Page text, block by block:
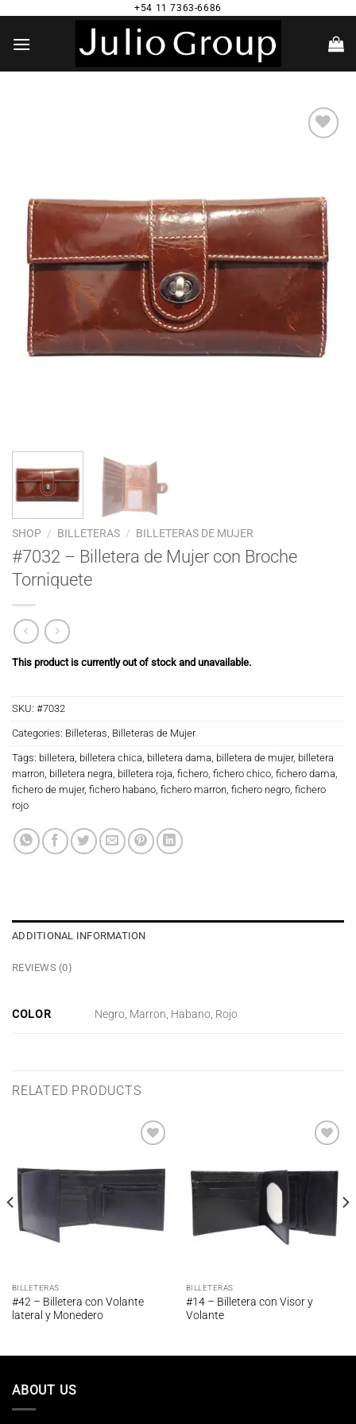
contenido
+54 11 7363-6686
deseos
SHOP / BILLETERAS / BILLETERAS DE MUJER
#7032 – Billetera de Mujer con Broche
Torniquete
This product is currently out of stock and unavailable.
SKU: #7032
Categories: Billeteras, Billeteras de Mujer
Tags: billetera, billetera chica, billetera dama, billetera de mujer, billetera
marron, billetera negra, billetera roja, fichero, fichero chico, fichero dama,
fichero de mujer, fichero habano, fichero marron, fichero negro, fichero
rojo
ADDITIONAL INFORMATION
REVIEWS (0)
COLOR Negro, Marron, Habano, Rojo
RELATED PRODUCTS
a la
deseos
BILLETERAS
#42 – Billetera con Volante
lateral y Monedero
BILLETERAS
#14 – Billetera con Visor y
Volante
ABOUT US